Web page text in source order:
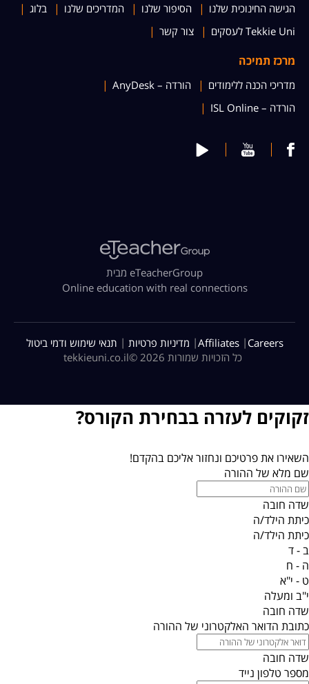
הגישה החינוכית שלנו הסיפור שלנו המדריכים שלנו
בלוג
Tekkie Uni לעסקים
צור קשר
מרכז תמיכה
מדריכי הכנה ללימודים
הורדה – AnyDesk
הורדה – ISL Online
מבית eTeacherGroup
Online education with real connections
כל הזכויות שמורות 2026 © tekkieuni.co.il
תנאי שימוש ודמי ביטול | מדיניות פרטיות |Affiliates | Careers
זקוקים לעזרה בבחירת הקורס?
השאירו את פרטיכם ונחזור אליכם בהקדם!
שם מלא של ההורה
שדה חובה
כיתת הילד/ה
כיתת הילד/ה
ב - ד
ה - ח
ט - י"א
י"ב ומעלה
שדה חובה
כתובת הדואר האלקטרוני של ההורה
שדה חובה
מספר טלפון נייד